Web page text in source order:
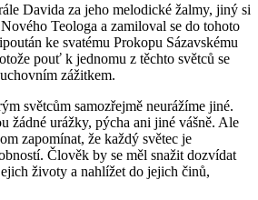
Davida za jeho melodické žalmy, jiný si
Teologa a zamiloval se do tohoto
ke svatému Prokopu Sázavskému
pouť k jednomu z těchto světců se
zážitkem.
světcům samozřejmě neurážíme jiné.
žádné urážky, pýcha ani jiné vášně. Ale
zapomínat, že každý světec je
Člověk by se měl snažit dozvídat
životy a nahlížet do jejich činů,